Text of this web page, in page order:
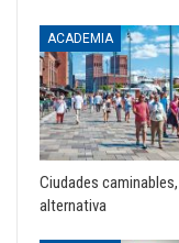
ACADEMIA
Ciudades
alternativa